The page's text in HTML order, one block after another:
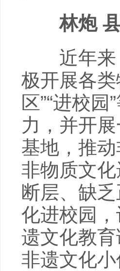
林炮 县
近年来，
极开展各
区”“进校
力，并开
基地，推
非物质文
断层、缺
化进校园
遗文化教
非遗文化